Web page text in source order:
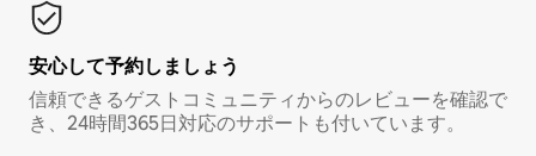
安心して予約しましょう
信頼できるゲストコミュニティからのレビューを確認で
き、24時間365日対応のサポートも付いています。